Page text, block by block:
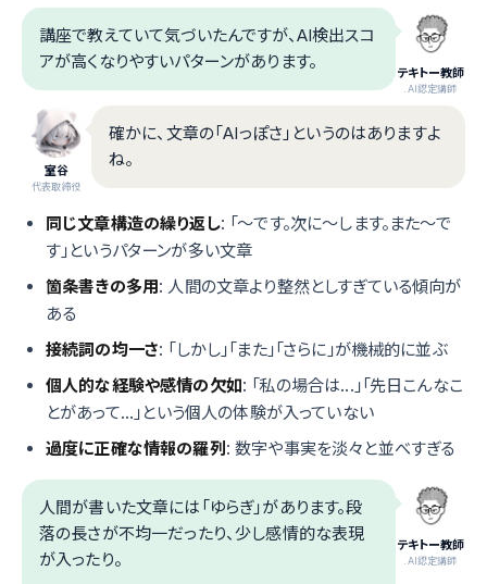
テキトー教師
.AI認定講師
講座で教えていて気づいたんですが、AI検出スコ
アが高くなりやすいパターンがあります。
室谷
代表取締役
確かに、文章の「AIっぽさ」というのはありますよ
ね。
同じ文章構造の繰り返し: 「〜です。次に〜します。また〜で
す」というパターンが多い文章
箇条書きの多用: 人間の文章より整然としすぎている傾向が
ある
接続詞の均一さ: 「しかし」「また」「さらに」が機械的に並ぶ
個人的な経験や感情の欠如: 「私の場合は...」「先日こんなこ
とがあって...」という個人の体験が入っていない
過度に正確な情報の羅列 : 数字や事実を淡々と並べすぎる
テキトー教師
.AI認定講師
人間が書いた文章には「ゆらぎ」があります。段
落の長さが不均一だったり、少し感情的な表現
が入ったり。